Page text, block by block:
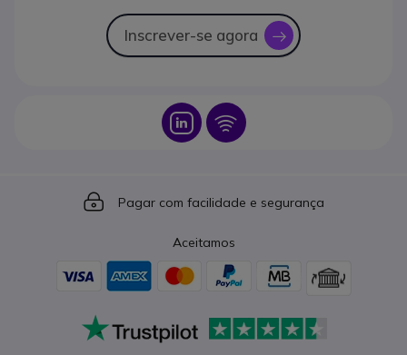
Inscrever-se agora icon
Icon Icon
Icon
Pagar com facilidade e segurança
Aceitamos